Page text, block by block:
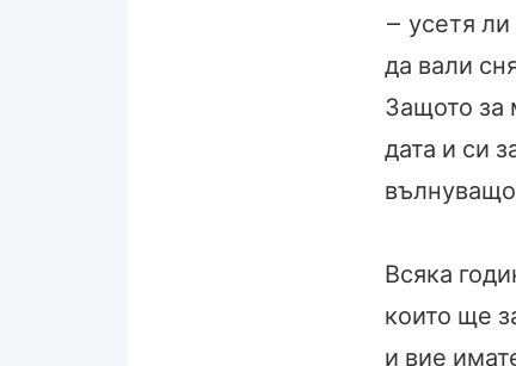
– усетя
да вали
Защото за
дата и си
Всяка
които ще
и вие